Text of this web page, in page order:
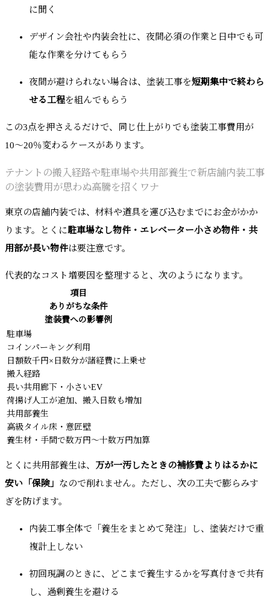
に聞く
デザイン会社や内装会社に、夜間必須の作業と日中でも可
能な作業を分けてもらう
夜間が避けられない場合は、塗装工事を短期集中で終わら
せる工程を組んでもらう
この3点を押さえるだけで、同じ仕上がりでも塗装工事費用が
10〜20％変わるケースがあります。
テナントの搬入経路や駐車場や共用部養生で新店舗内装工事
の塗装費用が思わぬ高騰を招くワナ
東京の店舗内装では、材料や道具を運び込むまでにお金がかか
ります。とくに駐車場なし物件・エレベーター小さめ物件・共
用部が長い物件は要注意です。
代表的なコスト増要因を整理すると、次のようになります。
項目
ありがちな条件
塗装費への影響例
駐車場
コインパーキング利用
日額数千円×日数分が諸経費に上乗せ
搬入経路
長い共用廊下・小さいEV
荷揚げ人工が追加、搬入日数も増加
共用部養生
高級タイル床・意匠壁
養生材・手間で数万円〜十数万円加算
とくに共用部養生は、 万が一汚したときの補修費よりはるかに
安い「保険」 なので削れません。ただし、次の工夫で膨らみす
ぎを防げます。
内装工事全体で「養生をまとめて発注」し、塗装だけで重
複計上しない
初回現調のときに、どこまで養生するかを写真付きで共有
し、過剰養生を避ける